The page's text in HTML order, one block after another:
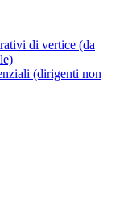
di vertice (da
(dirigenti non